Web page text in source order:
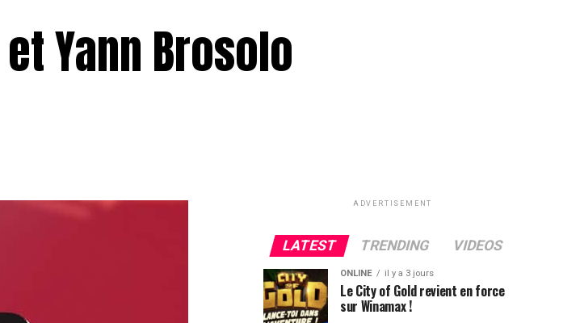
Yann Brosolo
ADVERTISEMENT
LATEST TRENDING VIDEOS
ONLINE il y a 3 jours
Le City of Gold revient en force
sur Winamax !